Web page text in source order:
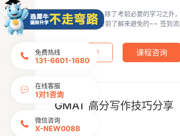
准备GMAT考试，除了考前必要的学习之外
代价是可以通过考前了解来避免的~~ 签到
查看详情 课程咨询
GMAT 高分写作技巧分享
2022-08-10
免费热线
131-6601-1680
在线客服
1对1咨询
微信咨询
X-NEW0088